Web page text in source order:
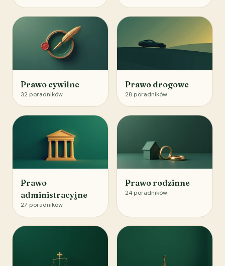
Prawo cywilne
32 poradników
Prawo drogowe
28 poradników
Prawo
administracyjne
27 poradników
Prawo rodzinne
24 poradników